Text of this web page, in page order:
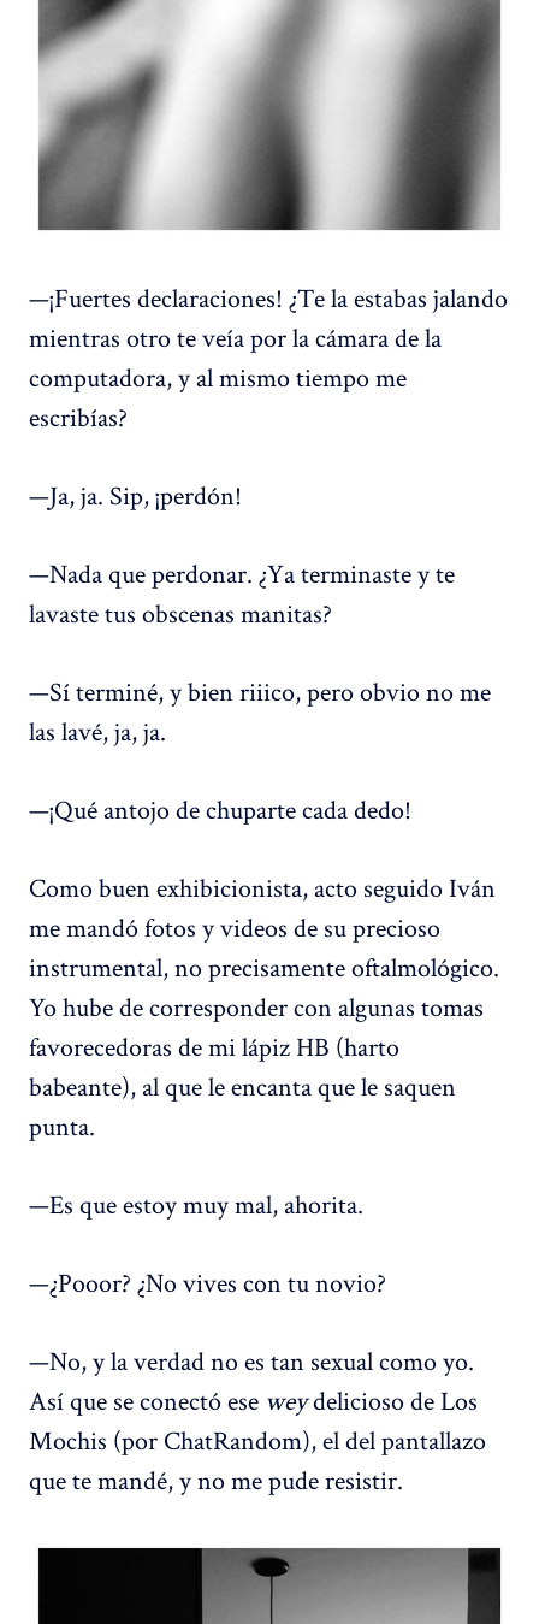
—¡Fuertes declaraciones! ¿Te la estabas jalando
mientras otro te veía por la cámara de la
computadora, y al mismo tiempo me
escribías?
—Ja, ja. Sip, ¡perdón!
—Nada que perdonar. ¿Ya terminaste y te
lavaste tus obscenas manitas?
—Sí terminé, y bien riiico, pero obvio no me
las lavé, ja, ja.
—¡Qué antojo de chuparte cada dedo!
Como buen exhibicionista, acto seguido Iván
me mandó fotos y videos de su precioso
instrumental, no precisamente oftalmológico.
Yo hube de corresponder con algunas tomas
favorecedoras de mi lápiz HB (harto
babeante), al que le encanta que le saquen
punta.
—Es que estoy muy mal, ahorita.
—¿Pooor? ¿No vives con tu novio?
—No, y la verdad no es tan sexual como yo.
Así que se conectó ese weydelicioso de Los
Mochis (por ChatRandom), el del pantallazo
que te mandé, y no me pude resistir.